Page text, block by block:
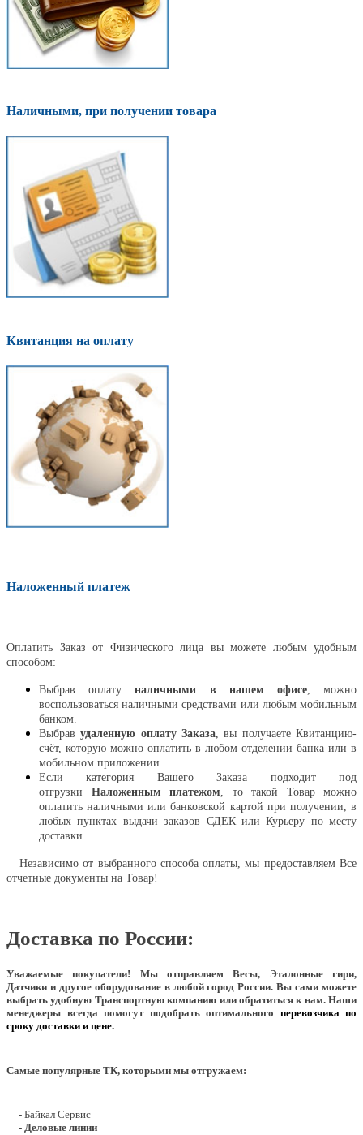
Наличными, при получении товара
Квитанция на оплату
Наложенный платеж
Оплатить Заказ от Физического лица вы можете любым удобным
способом:
Выбрав оплатуналичными в нашем офисе, можно
воспользоваться наличными средствами или любым мобильным
банком.
Выбравудаленную оплату Заказа , вы получаете Квитанцию-
счёт, которую можно оплатить в любом отделении банка или в
мобильном приложении.
Если категория Вашего Заказа подходит под
отгрузки Наложенным платежом , то такой Товар можно
оплатить наличными или банковской картой при получении, в
любых пунктах выдачи заказов СДЕК или Курьеру по месту
доставки.
Независимо от выбранного способа оплаты, мы предоставляем Все
отчетные документы на Товар!
Доставка по России:
Уважаемые покупатели! Мы отправляем Весы, Эталонные гири,
Датчики и другое оборудование в любой город России. Вы сами можете
выбрать удобную Транспортную компанию или обратиться к нам. Наши
менеджеры всегда помогут подобрать оптимального перевозчика по
сроку доставки и цене.
Самые популярные ТК, которыми мы отгружаем:
- Байкал Сервис
- Деловые линии